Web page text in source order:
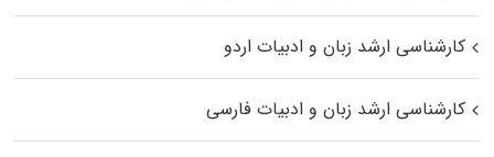
کارشناسی ارشد زبان و ادبیات اردو
کارشناسی ارشد زبان و ادبیات فارسی